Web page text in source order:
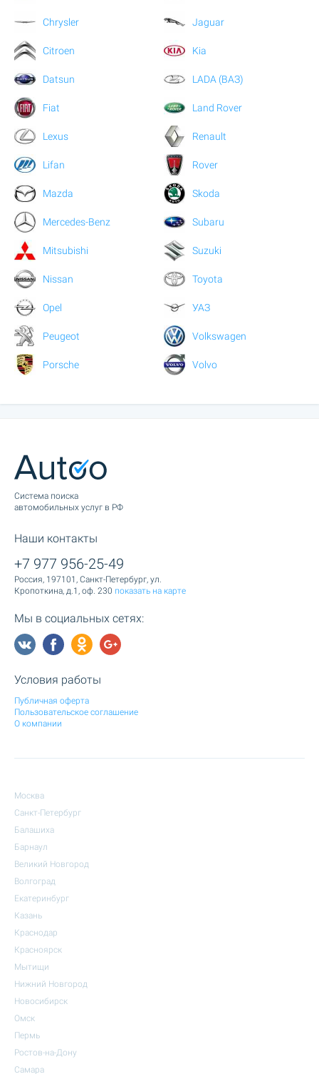
Chrysler
Citroen
Datsun
Fiat
Jaguar
Kia
LADA (ВАЗ)
Land Rover
Lexus
Lifan
Mazda
Mercedes-Benz
Mitsubishi
Nissan
Opel
Peugeot
Porsche
Renault
Rover
Skoda
Subaru
Suzuki
Toyota
УАЗ
Volkswagen
Volvo
Cистема поиска
автомобильных услуг в РФ
Наши контакты
+7 977 956-25-49
Россия, 197101, Санкт-Петербург, ул.
Кропоткина, д.1, оф. 230 показать на карте
Мы в социальных сетях:
Условия работы
Публичная оферта
Пользовательское соглашение
О компании
Москва
Санкт-Петербург
Балашиха
Барнаул
Великий Новгород
Волгоград
Екатеринбург
Казань
Краснодар
Красноярск
Мытищи
Нижний Новгород
Новосибирск
Омск
Пермь
Ростов-на-Дону
Самара